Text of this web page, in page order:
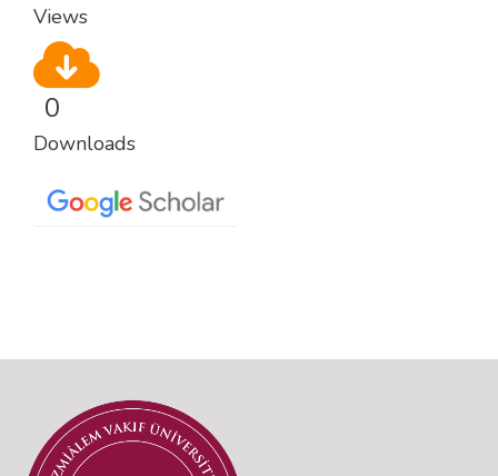
Views
0
Downloads